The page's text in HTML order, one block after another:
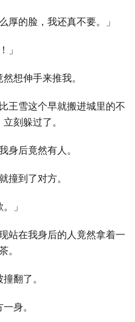
厚的脸，我还真不要。」
」
想伸手来推我。
王雪这个早就搬进城里的不
刻躲过了。
身后竟然有人。
撞到了对方。
。」
站在我身后的人竟然拿着一
。
翻了。
身。